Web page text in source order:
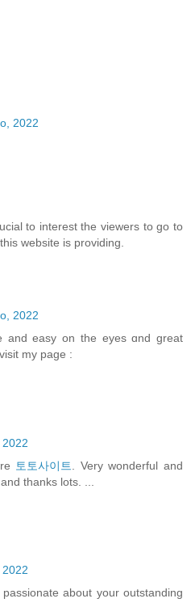
2022
to interest the viewers to go to
website is providing.
2022
and easy оn thе eyes ɑnd great
my pаge :
토토사이트
. Very wonderful and
thanks lots. ...
about your outstanding